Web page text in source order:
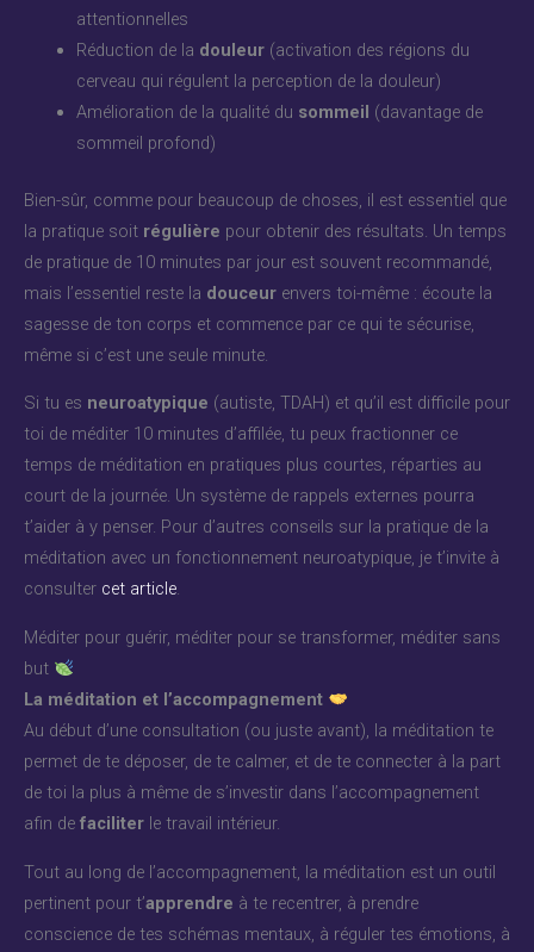
attentionnelles
Réduction de la douleur (activation des régions du
cerveau qui régulent la perception de la douleur)
Amélioration de la qualité du sommeil (davantage de
sommeil profond)
Bien-sûr, comme pour beaucoup de choses, il est essentiel que
la pratique soit régulière pour obtenir des résultats. Un temps
de pratique de 10 minutes par jour est souvent recommandé,
mais l’essentiel reste la douceur envers toi-même : écoute la
sagesse de ton corps et commence par ce qui te sécurise,
même si c’est une seule minute.
Si tu es neuroatypique (autiste, TDAH) et qu’il est difficile pour
toi de méditer 10 minutes d’affilée, tu peux fractionner ce
temps de méditation en pratiques plus courtes, réparties au
court de la journée. Un système de rappels externes pourra
t’aider à y penser. Pour d’autres conseils sur la pratique de la
méditation avec un fonctionnement neuroatypique, je t’invite à
consulter cet article.
Méditer pour guérir, méditer pour se transformer, méditer sans
but
La méditation et l’accompagnement
Au début d’une consultation (ou juste avant), la méditation te
permet de te déposer, de te calmer, et de te connecter à la part
de toi la plus à même de s’investir dans l’accompagnement
afin de faciliter le travail intérieur.
Tout au long de l’accompagnement, la méditation est un outil
pertinent pour t’apprendre à te recentrer, à prendre
conscience de tes schémas mentaux, à réguler tes émotions, à